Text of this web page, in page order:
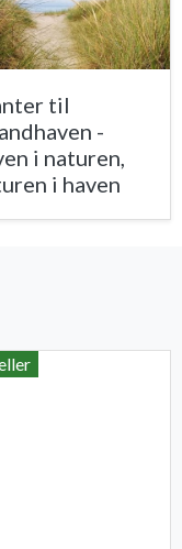
til
-
i naturen,
i haven